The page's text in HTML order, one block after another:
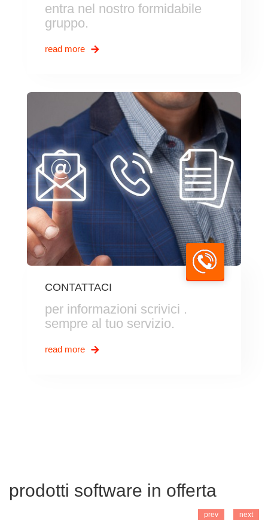
entra nel nostro formidabile
gruppo.
read more
CONTATTACI
per informazioni scrivici .
sempre al tuo servizio.
read more
prodotti software in offerta
prev next